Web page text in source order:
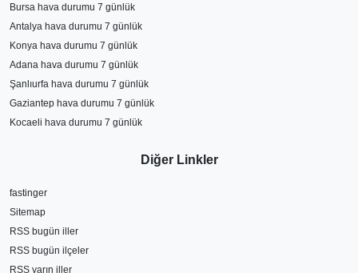
Bursa hava durumu 7 günlük
Antalya hava durumu 7 günlük
Konya hava durumu 7 günlük
Adana hava durumu 7 günlük
Şanlıurfa hava durumu 7 günlük
Gaziantep hava durumu 7 günlük
Kocaeli hava durumu 7 günlük
Diğer Linkler
fastinger
Sitemap
RSS bugün iller
RSS bugün ilçeler
RSS yarın iller